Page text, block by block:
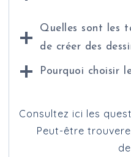
Quelles sont les
de créer des
Pourquoi choisir
Consultez ici les
Peut-être